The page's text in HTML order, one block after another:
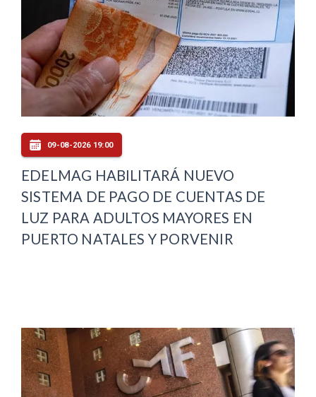
09-08-2026 19:00
EDELMAG HABILITARÁ NUEVO
SISTEMA DE PAGO DE CUENTAS DE
LUZ PARA ADULTOS MAYORES EN
PUERTO NATALES Y PORVENIR